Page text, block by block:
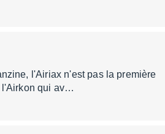
l'Airiax n'est pas la première
l'Airkon qui av…